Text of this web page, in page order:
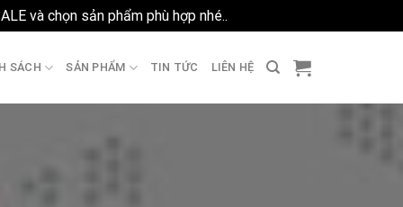
và chọn sản phẩm phù hợp nhé..
SÁCH SẢN PHẨM TIN TỨC LIÊN HỆ